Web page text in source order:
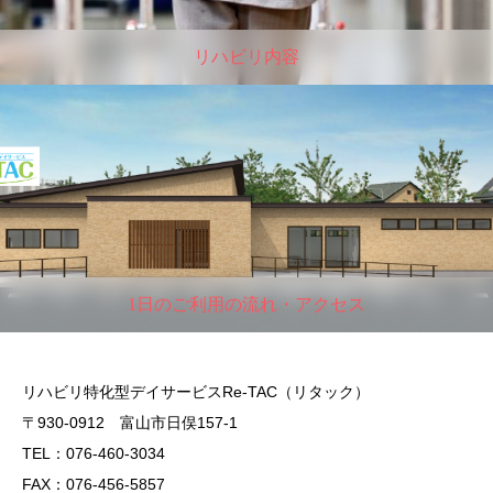
リハビリ内容
1日のご利用の流れ・アクセス
リハビリ特化型デイサービスRe-TAC（リタック）
〒930-0912 富山市日俣157-1
TEL：076-460-3034
FAX：076-456-5857